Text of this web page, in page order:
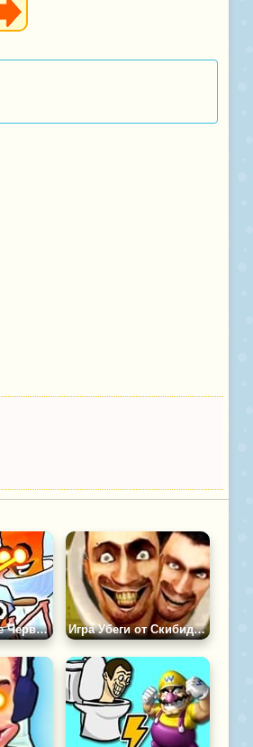
Игра Туалетные Черви: Шутер Игра Убеги от Скибиди: Закулисье!